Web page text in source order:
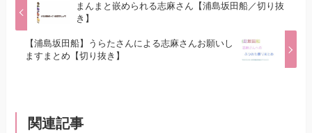
まんまと嵌められる志麻さん【浦島坂田船／切り抜
き】
【浦島坂田船】うらたさんによる志麻さんお願いし
ますまとめ【切り抜き】
関連記事